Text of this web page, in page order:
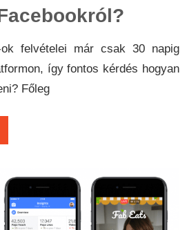
ok felvételei már csak 30 napig
így fontos kérdés hogyan
Főleg